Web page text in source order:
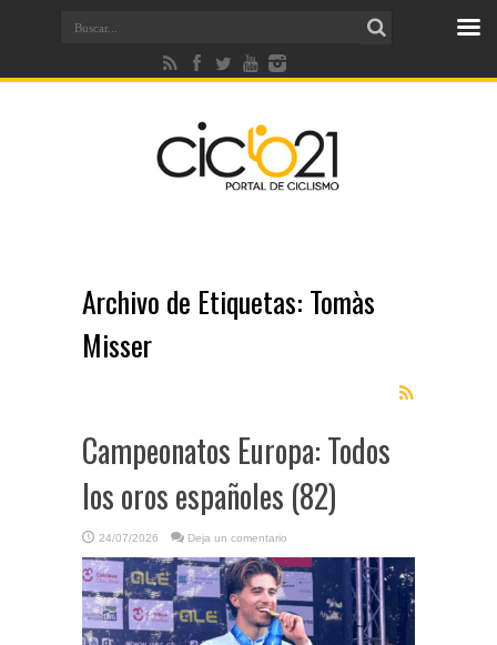
Archivo de Etiquetas: Tomàs
Misser
Campeonatos Europa: Todos
los oros españoles (82)
24/07/2026 Deja un comentario